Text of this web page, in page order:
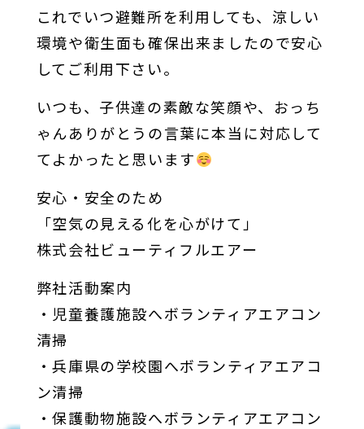
これでいつ避難所を利用しても、涼しい
環境や衛生面も確保出来ましたので安心
してご利用下さい。
いつも、子供達の素敵な笑顔や、おっち
ゃんありがとうの言葉に本当に対応して
てよかったと思います
安心・安全のため
「空気の見える化を心がけて」
株式会社ビューティフルエアー
弊社活動案内
・児童養護施設へボランティアエアコン
清掃
・兵庫県の学校園へボランティアエアコ
ン清掃
・保護動物施設へボランティアエアコン